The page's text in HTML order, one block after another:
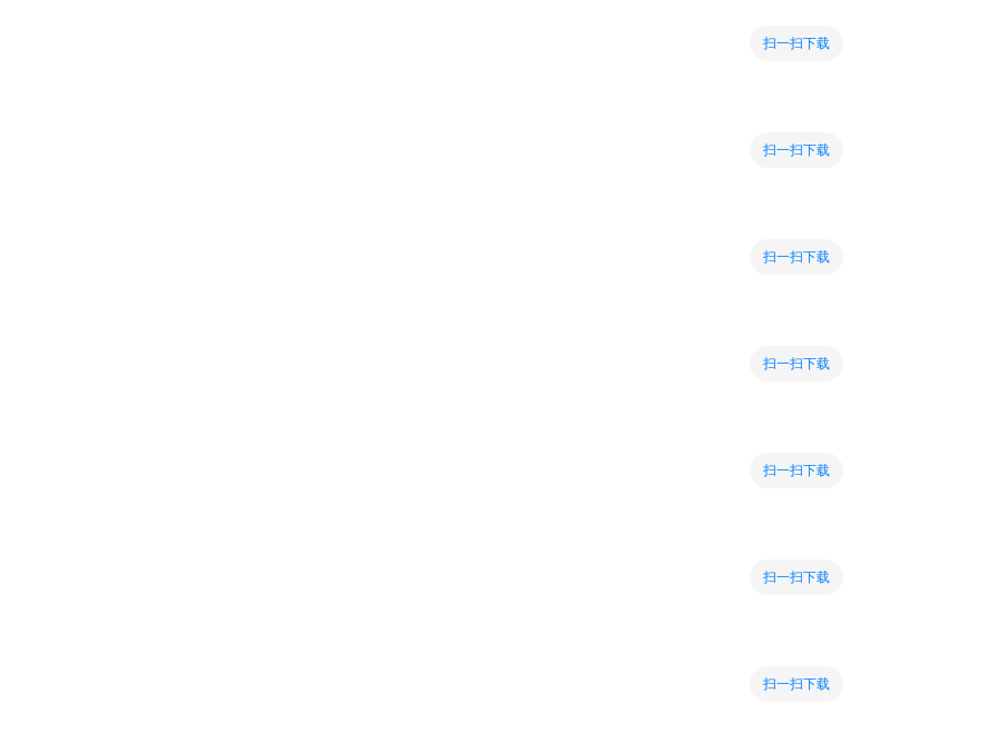
扫一扫下载
扫一扫下载
扫一扫下载
扫一扫下载
扫一扫下载
扫一扫下载
扫一扫下载